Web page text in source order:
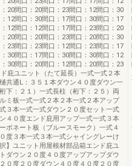
20間口：20間口：23間口：12間口：30
12間口：30間口：17間口：30間口：17
12間口：12間口：17間口：23間口：20
20間口：20間口：23間口：20間口：30
23間口：23間口：12間口：23間口：17
30間口：17間口：30間口：30間口：12
30間口：20間口：12間口：20間口：23
庇ユニット（たて延長）一式一式２本
共通L：３５１本ダウン４０度ダウン一
下：２１）一式長柱（桁下：２５）両
ミ板一式一式２本２本一式２本アップ
３本一式一式ダウン２０度セット一式
４０度エンド庇用アップ一式一式３本
ボネート板（ブルースモーク）一式４
度３本一式３本一式シャイングレーけ
】ユニット用屋根材部品箱エンド庇ユ
ダウン２０度４０度アップアップダウ
０度２０度ダウン４０度４０度２０度